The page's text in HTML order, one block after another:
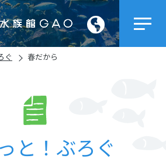
ぐ 春だから
と！ぶろぐ